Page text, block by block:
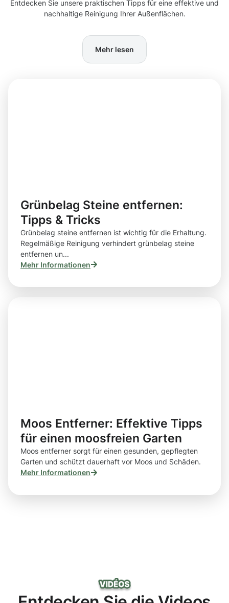
Entdecken Sie unsere praktischen Tipps für eine effektive und
nachhaltige Reinigung Ihrer Außenflächen.
Mehr lesen
Grünbelag Steine entfernen:
Tipps & Tricks
Grünbelag steine entfernen ist wichtig für die Erhaltung.
Regelmäßige Reinigung verhindert grünbelag steine
entfernen un...
Mehr Informationen
Moos Entferner: Effektive Tipps
für einen moosfreien Garten
Moos entferner sorgt für einen gesunden, gepflegten
Garten und schützt dauerhaft vor Moos und Schäden.
Mehr Informationen